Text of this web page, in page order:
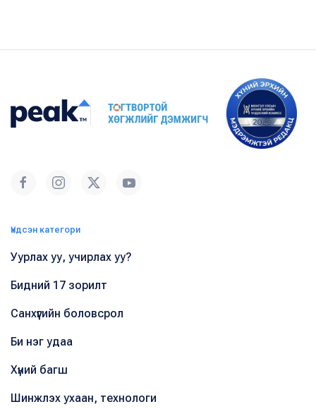
Үндсэн категори
Уурлах уу, учирлах уу?
Бидний 17 зорилт
Санхүүгийн боловсрол
Би нэг удаа
Хүний багш
Шинжлэх ухаан, технологи